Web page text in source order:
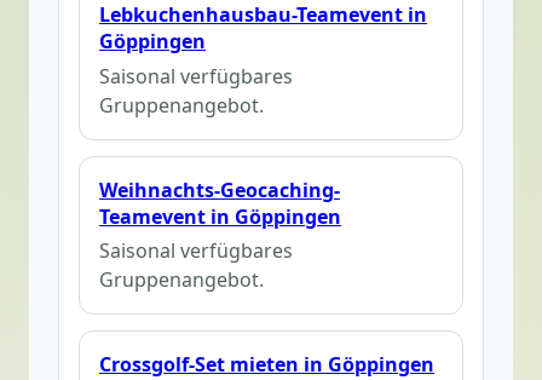
Lebkuchenhausbau-Teamevent in
Göppingen
Saisonal verfügbares
Gruppenangebot.
Weihnachts-Geocaching-
Teamevent in Göppingen
Saisonal verfügbares
Gruppenangebot.
Crossgolf-Set mieten in Göppingen